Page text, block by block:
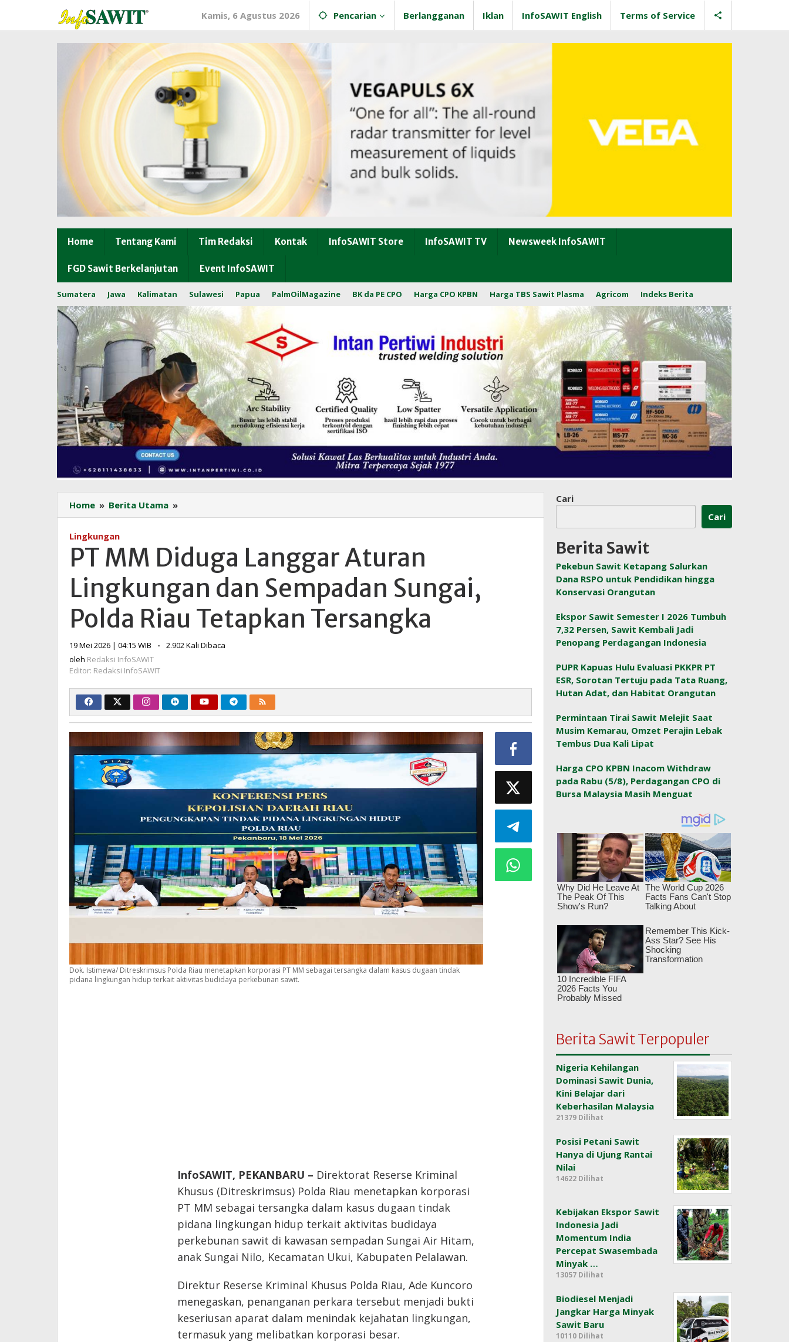
konten
Kamis, 6 Agustus 2026 Pencarian Berlangganan Iklan InfoSAWIT English Terms of Service
Home Tentang Kami Tim Redaksi Kontak InfoSAWIT Store InfoSAWIT TV Newsweek InfoSAWIT
FGD Sawit Berkelanjutan Event InfoSAWIT
Sumatera Jawa Kalimatan Sulawesi Papua PalmOilMagazine BK da PE CPO Harga CPO KPBN Harga TBS Sawit Plasma Agricom Indeks Berita
Home » Berita Utama »
MM
Aturan
Lingkungan
dan
Sempadan
Sungai,
Tetapkan
Lingkungan
PT MM Diduga Langgar Aturan
Lingkungan dan Sempadan Sungai,
Polda Riau Tetapkan Tersangka
19 Mei 2026 | 04:15 WIB
oleh
InfoSAWIT
-
2.902 Kali Dibaca
oleh Redaksi InfoSAWIT
Editor: Redaksi InfoSAWIT
Dok. Istimewa/ Ditreskrimsus Polda Riau menetapkan korporasi PT MM sebagai tersangka dalam kasus dugaan tindak
pidana lingkungan hidup terkait aktivitas budidaya perkebunan sawit.
InfoSAWIT, PEKANBARU – Direktorat Reserse Kriminal
Khusus (Ditreskrimsus) Polda Riau menetapkan korporasi
PT MM sebagai tersangka dalam kasus dugaan tindak
pidana lingkungan hidup terkait aktivitas budidaya
perkebunan sawit di kawasan sempadan Sungai Air Hitam,
anak Sungai Nilo, Kecamatan Ukui, Kabupaten Pelalawan.
Direktur Reserse Kriminal Khusus Polda Riau, Ade Kuncoro
menegaskan, penanganan perkara tersebut menjadi bukti
keseriusan aparat dalam menindak kejahatan lingkungan,
termasuk yang melibatkan korporasi besar.
Cari
Cari
Berita Sawit
Pekebun Sawit Ketapang Salurkan
Dana RSPO untuk Pendidikan hingga
Konservasi Orangutan
Ekspor Sawit Semester I 2026 Tumbuh
7,32 Persen, Sawit Kembali Jadi
Penopang Perdagangan Indonesia
PUPR Kapuas Hulu Evaluasi PKKPR PT
ESR, Sorotan Tertuju pada Tata Ruang,
Hutan Adat, dan Habitat Orangutan
Permintaan Tirai Sawit Melejit Saat
Musim Kemarau, Omzet Perajin Lebak
Tembus Dua Kali Lipat
Harga CPO KPBN Inacom Withdraw
pada Rabu (5/8), Perdagangan CPO di
Bursa Malaysia Masih Menguat
Berita Sawit Terpopuler
Nigeria Kehilangan
Dominasi Sawit Dunia,
Kini Belajar dari
Keberhasilan Malaysia
21379 Dilihat
Posisi Petani Sawit
Hanya di Ujung Rantai
Nilai
14622 Dilihat
Kebijakan Ekspor Sawit
Indonesia Jadi
Momentum India
Percepat Swasembada
Minyak …
13057 Dilihat
Biodiesel Menjadi
Jangkar Harga Minyak
Sawit Baru
10110 Dilihat